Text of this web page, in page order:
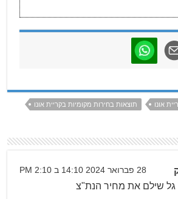
אונו תוצאות בחירות מקומיות בקריית אונו
28 פברואר 2024 14:10 ב 2:10 PM
גל שילם את מחיר הנת"צ